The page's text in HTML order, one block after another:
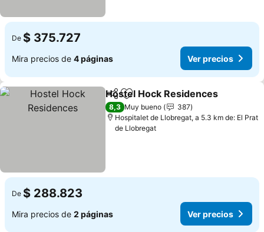
De $ 375.727
Mira precios de 4 páginas Ver precios
CompartirAgregar a favoritos
Hostel Hock Residences
8,3 Muy bueno
387
Hospitalet de Llobregat, a 5.3 km de: El Prat
de Llobregat
De $ 288.823
Mira precios de 2 páginas Ver precios